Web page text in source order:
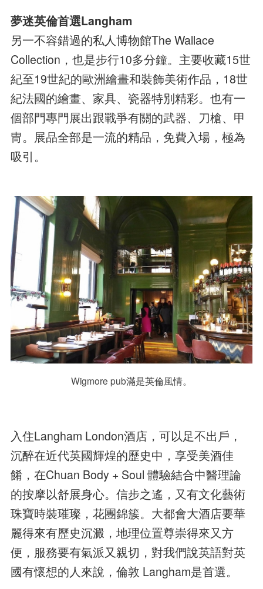
夢迷英倫首選Langham
另一不容錯過的私人博物館The Wallace
Collection，也是步行10多分鐘。主要收藏15世
紀至19世紀的歐洲繪畫和裝飾美術作品，18世
紀法國的繪畫、家具、瓷器特別精彩。也有一
個部門專門展出跟戰爭有關的武器、刀槍、甲
冑。展品全部是一流的精品，免費入場，極為
吸引。
Wigmore pub滿是英倫風情。
入住Langham London酒店，可以足不出戶，
沉醉在近代英國輝煌的歷史中，享受美酒佳
餚，在Chuan Body + Soul 體驗結合中醫理論
的按摩以舒展身心。信步之遙，又有文化藝術
珠寶時裝璀璨，花團錦簇。大都會大酒店要華
麗得來有歷史沉澱，地理位置尊崇得來又方
便，服務要有氣派又親切，對我們說英語對英
國有懷想的人來說，倫敦 Langham是首選。